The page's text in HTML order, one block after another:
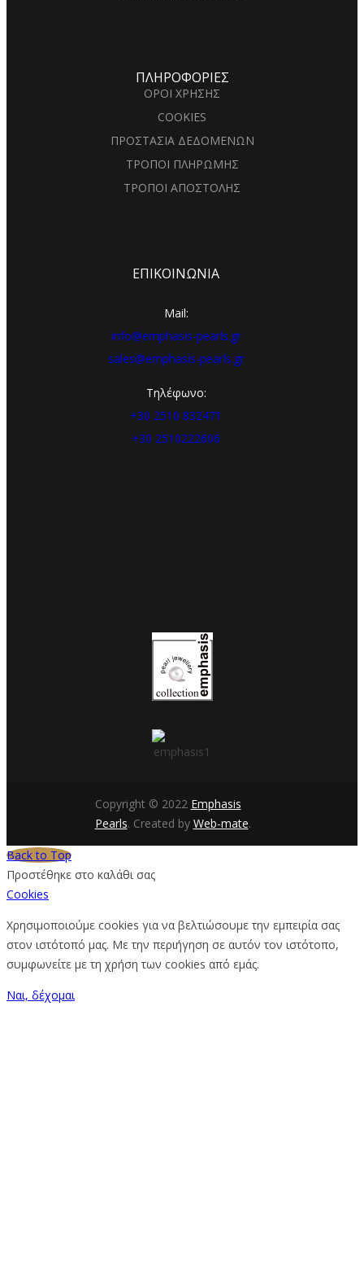
ΠΛΗΡΟΦΟΡΙΕΣ
ΟΡΟΙ ΧΡΗΣΗΣ
COOKIES
ΠΡΟΣΤΑΣΙΑ ΔΕΔΟΜΕΝΩΝ
ΤΡΟΠΟΙ ΠΛΗΡΩΜΗΣ
ΤΡΟΠΟΙ ΑΠΟΣΤΟΛΗΣ
ΕΠΙΚΟΙΝΩΝΙΑ
Mail:
info@emphasis-pearls.gr
sales@emphasis-pearls.gr
Τηλέφωνο:
+30 2510 832471
+30 2510222606
Copyright © 2022 Emphasis
Pearls. Created by Web-mate.
Back to Top
Προστέθηκε στο καλάθι σας
Cookies
Χρησιμοποιούμε cookies για να βελτιώσουμε την εμπειρία σας
στον ιστότοπό μας. Με την περιήγηση σε αυτόν τον ιστότοπο,
συμφωνείτε με τη χρήση των cookies από εμάς.
Ναι, δέχομαι